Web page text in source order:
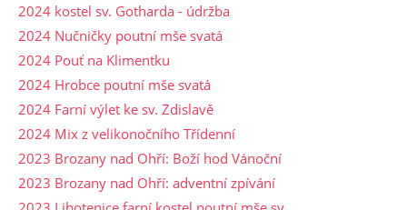
2024 kostel sv. Gotharda - údržba
2024 Nučničky poutní mše svatá
2024 Pouť na Klimentku
2024 Hrobce poutní mše svatá
2024 Farní výlet ke sv. Zdislavě
2024 Mix z velikonočního Třídenní
2023 Brozany nad Ohří: Boží hod Vánoční
2023 Brozany nad Ohří: adventní zpívání